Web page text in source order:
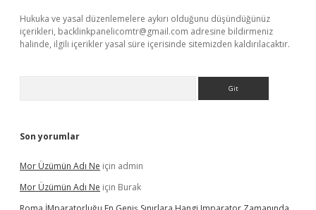
Hukuka ve yasal düzenlemelere aykırı olduğunu düşündüğünüz
içerikleri, backlinkpanelicomtr@gmail.com adresine bildirmeniz
halinde, ilgili içerikler yasal süre içerisinde sitemizden kaldırılacaktır.
Son yorumlar
Mor Üzümün Adı Ne için admin
Mor Üzümün Adı Ne için Burak